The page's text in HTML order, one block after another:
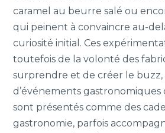
caramel au beurre salé ou
qui peinent à convaincre au-
curiosité initial. Ces
toutefois de la volonté des
surprendre et de créer le
d’événements
sont présentés comme des
gastronomie, parfois